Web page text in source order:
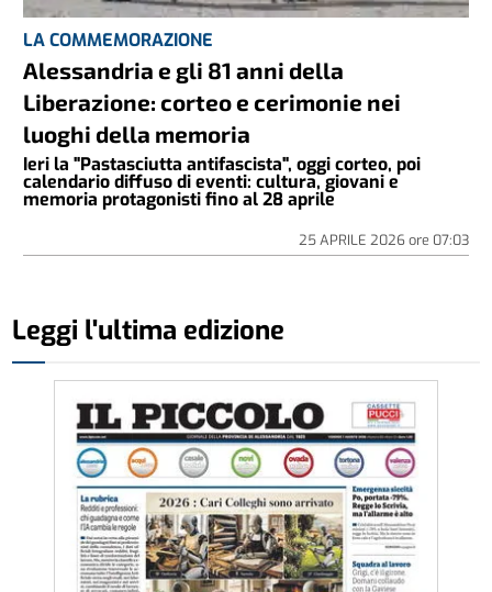
LA COMMEMORAZIONE
Alessandria e gli 81 anni della
Liberazione: corteo e cerimonie nei
luoghi della memoria
Ieri la "Pastasciutta antifascista", oggi corteo, poi
calendario diffuso di eventi: cultura, giovani e
memoria protagonisti fino al 28 aprile
25 APRILE 2026ore 07:03
Leggi l'ultima edizione